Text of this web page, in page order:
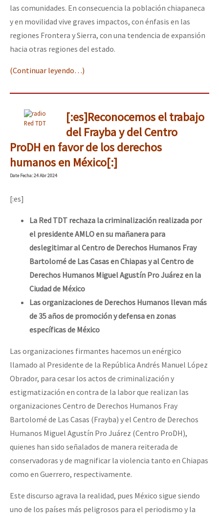
las comunidades. En consecuencia la población chiapaneca
y en movilidad vive graves impactos, con énfasis en las
regiones Frontera y Sierra, con una tendencia de expansión
hacia otras regiones del estado.
(Continuar leyendo…)
Red TDT
[:es]Reconocemos el trabajo
del Frayba y del Centro
ProDH en favor de los derechos
humanos en México[:]
DateFecha: 24 Abr 2024
[:es]
La Red TDT rechaza la criminalización realizada por
el presidente AMLO en su mañanera para
deslegitimar al Centro de Derechos Humanos Fray
Bartolomé de Las Casas en Chiapas y al Centro de
Derechos Humanos Miguel Agustín Pro Juárez en la
Ciudad de México
Las organizaciones de Derechos Humanos llevan más
de 35 años de promoción y defensa en zonas
específicas de México
Las organizaciones firmantes hacemos un enérgico
llamado al Presidente de la República Andrés Manuel López
Obrador, para cesar los actos de criminalización y
estigmatización en contra de la labor que realizan las
organizaciones Centro de Derechos Humanos Fray
Bartolomé de Las Casas (Frayba) y el Centro de Derechos
Humanos Miguel Agustín Pro Juárez (Centro ProDH),
quienes han sido señalados de manera reiterada de
conservadoras y de magnificar la violencia tanto en Chiapas
como en Guerrero, respectivamente.
Este discurso agrava la realidad, pues México sigue siendo
uno de los países más peligrosos para el periodismo y la